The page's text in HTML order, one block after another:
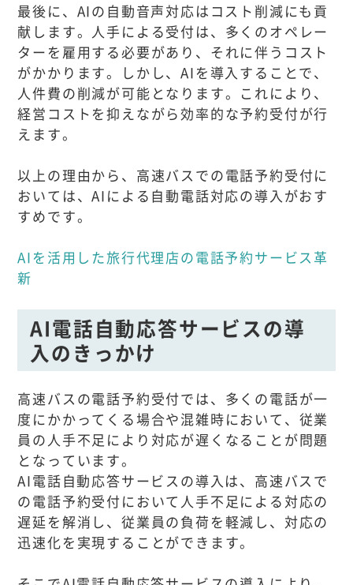
最後に、AIの自動音声対応はコスト削減にも貢
献します。人手による受付は、多くのオペレー
ターを雇用する必要があり、それに伴うコスト
がかかります。しかし、AIを導入することで、
人件費の削減が可能となります。これにより、
経営コストを抑えながら効率的な予約受付が行
えます。
以上の理由から、高速バスでの電話予約受付に
おいては、AIによる自動電話対応の導入がおす
すめです。
AIを活用した旅行代理店の電話予約サービス革
新
AI電話自動応答サービスの導
入のきっかけ
高速バスの電話予約受付では、多くの電話が一
度にかかってくる場合や混雑時において、従業
員の人手不足により対応が遅くなることが問題
となっています。
AI電話自動応答サービスの導入は、高速バスで
の電話予約受付において人手不足による対応の
遅延を解消し、従業員の負荷を軽減し、対応の
迅速化を実現することができます。